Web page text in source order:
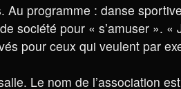
Au programme : danse
société pour « s’amuser ». «
pour ceux qui veulent par
Le nom de l’association